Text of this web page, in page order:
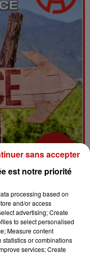
sous tous les
est notre priorité
processing based on
and/or access
advertising; Create
to select personalised
Measure content
or combinations
services; Create
sans accepter